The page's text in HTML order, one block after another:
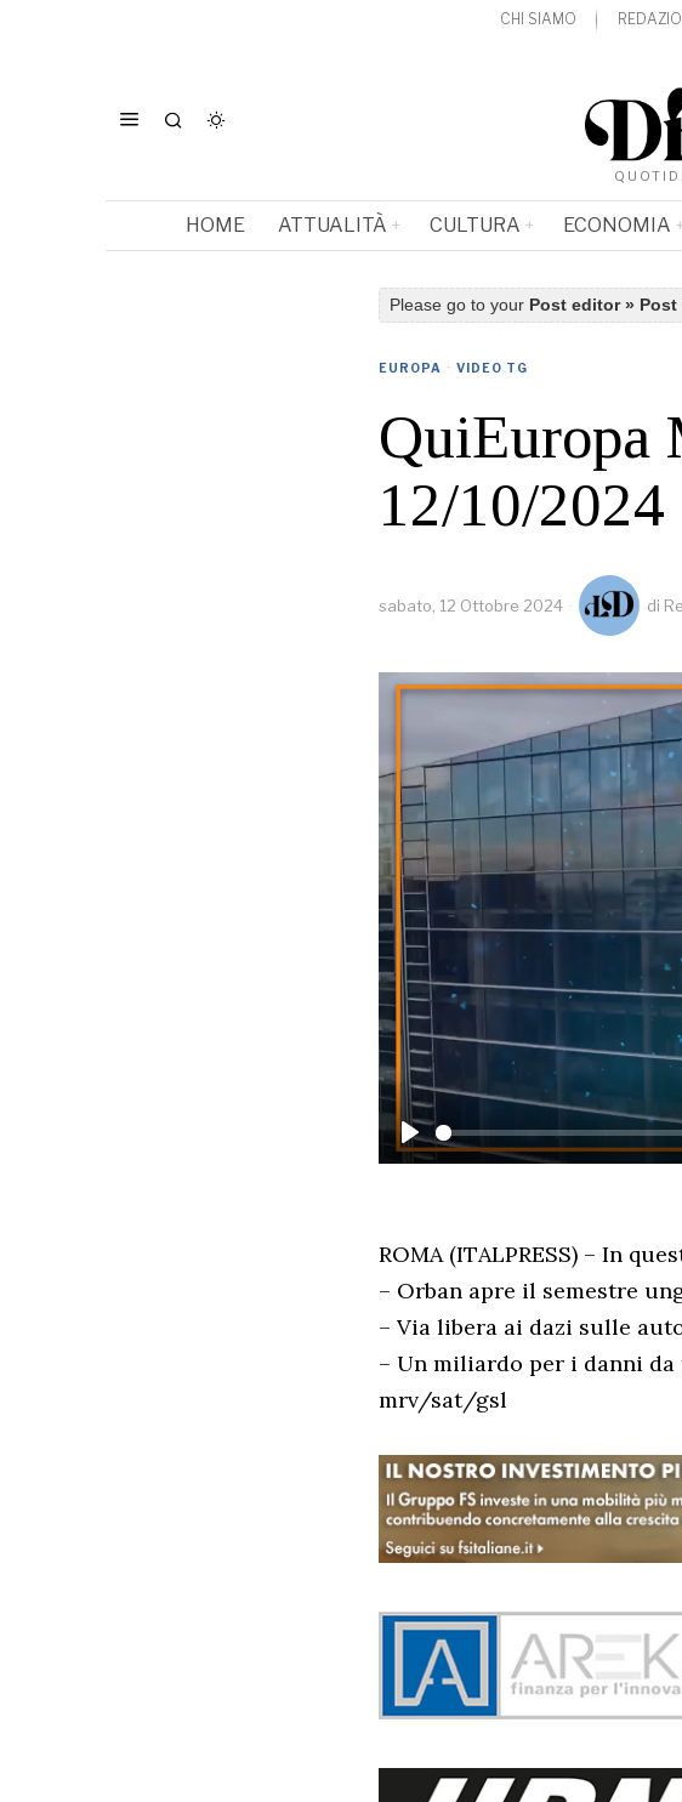
CHI SIAMO
HOME ATTUALITÀ CULTURA ECONOMIA
Please go to your Post editor »
EUROPA · VIDEO TG
QuiEuropa
12/10/2024
sabato, 12 Ottobre 2024 di
PLAY
ROMA (ITALPRESS) – In
– Orban apre il semestre
– Via libera ai dazi sulle
– Un miliardo per i danni
mrv/sat/gsl